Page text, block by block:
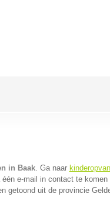
in Baak. Ga naar
e-mail in contact te komen
getoond uit de provincie